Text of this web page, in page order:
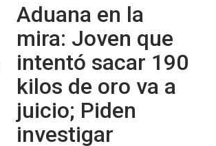
Aduana en la
mira: Joven que
intentó sacar 190
kilos de oro va a
juicio; Piden
investigar